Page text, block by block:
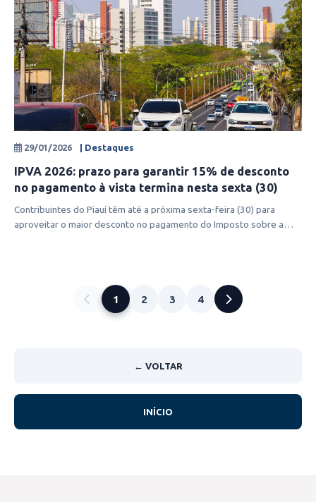
29/01/2026 | Destaques
IPVA 2026: prazo para garantir 15% de desconto
no pagamento à vista termina nesta sexta (30)
Contribuintes do Piauí têm até a próxima sexta-feira (30) para
aproveitar o maior desconto no pagamento do Imposto sobre a
1 2 3 4
← VOLTAR
INÍCIO